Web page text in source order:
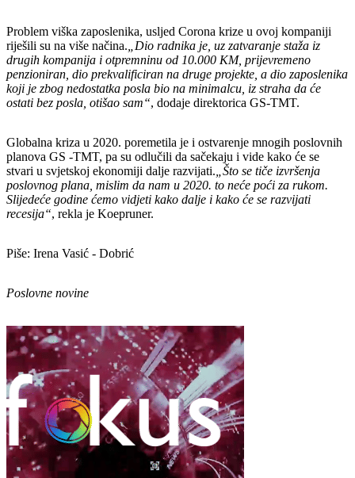
Problem viška zaposlenika, usljed Corona krize u ovoj kompaniji
riješili su na više načina.„Dio radnika je, uz zatvaranje staža iz
drugih kompanija i otpremninu od 10.000 KM, prijevremeno
penzioniran, dio prekvalificiran na druge projekte, a dio zaposlenika
koji je zbog nedostatka posla bio na minimalcu, iz straha da će
ostati bez posla, otišao sam“, dodaje direktorica GS-TMT.
Globalna kriza u 2020. poremetila je i ostvarenje mnogih poslovnih
planova GS -TMT, pa su odlučili da sačekaju i vide kako će se
stvari u svjetskoj ekonomiji dalje razvijati.„Što se tiče izvršenja
poslovnog plana, mislim da nam u 2020. to neće poći za rukom.
Slijedeće godine ćemo vidjeti kako dalje i kako će se razvijati
recesija“, rekla je Koepruner.
Piše: Irena Vasić - Dobrić
Poslovne novine